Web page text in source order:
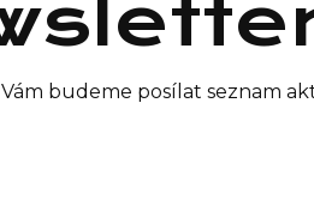
budeme posílat seznam